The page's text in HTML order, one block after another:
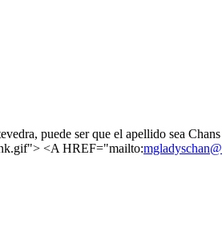
puede ser que el apellido sea
<A HREF="mailto: